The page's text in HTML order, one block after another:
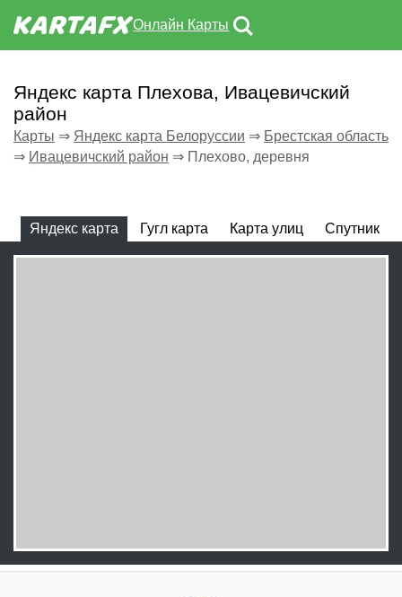
Онлайн Карты
Яндекс карта Плехова, Ивацевичский
район
Карты ⇒ Яндекс карта Белоруссии ⇒ Брестская область
⇒ Ивацевичский район ⇒ Плехово, деревня
Яндекс карта Гугл карта Карта улиц Спутник